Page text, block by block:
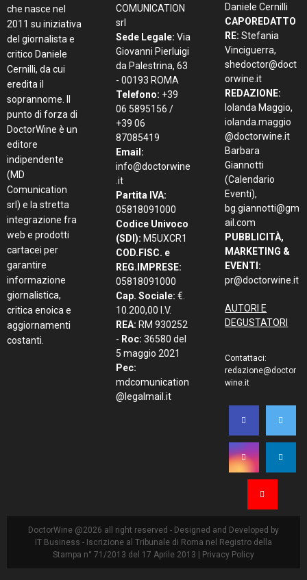
che nasce nel
2011 su iniziativa
del giornalista e
critico Daniele
Cernilli, da cui
eredita il
soprannome. Il
punto di forza di
DoctorWine è un
editore
indipendente
(MD
Comunication
srl) e la stretta
integrazione fra
web e prodotti
cartacei per
garantire
informazione
giornalistica,
critica enoica e
aggiornamenti
costanti.
COMUNICATION
srl
Sede Legale: Via
Giovanni Pierluigi
da Palestrina, 63
- 00193 ROMA
Telefono: +39
06 5895156 /
+39 06
87085419
Email:
info@doctorwine
.it
Partita IVA:
05818091000
Codice Univoco
(SDI): M5UXCR1
COD.FISC. e
REG.IMPRESE:
05818091000
Cap. Sociale: €.
10.200,00 I.V.
REA: RM 930252
- Roc: 36580 del
5 maggio 2021
Pec:
mdcomunication
@legalmail.it
Daniele Cernilli
CAPOREDATTO
RE: Stefania
Vinciguerra,
shedoctor@doct
orwine.it
REDAZIONE:
Iolanda Maggio,
iolanda.maggio
@doctorwine.it
Barbara
Giannotti
(Calendario
Eventi),
bg.giannotti@gm
ail.com
PUBBLICITÀ,
MARKETING &
EVENTI:
pr@doctorwine.it
AUTORI E
DEGUSTATORI
Contattaci:
redazione@doctor
wine.it
DoctorWine @2026 all right reserved - Designed and Developed by
IT Business - Iscrizione al Tribunale di Roma nel Registro della
Stampa n° 71/2013 del 17 Aprile 2013 | Privacy Policy